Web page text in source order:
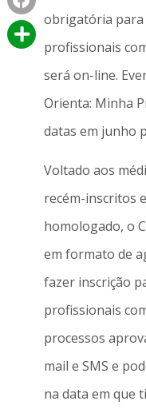
obrigatória para
profissionais
será on-line.
Orienta: Minha
datas em junho
Voltado aos
recém-inscritos
homologado, o
em formato de
fazer inscrição
profissionais
processos
mail e SMS e
na data em que